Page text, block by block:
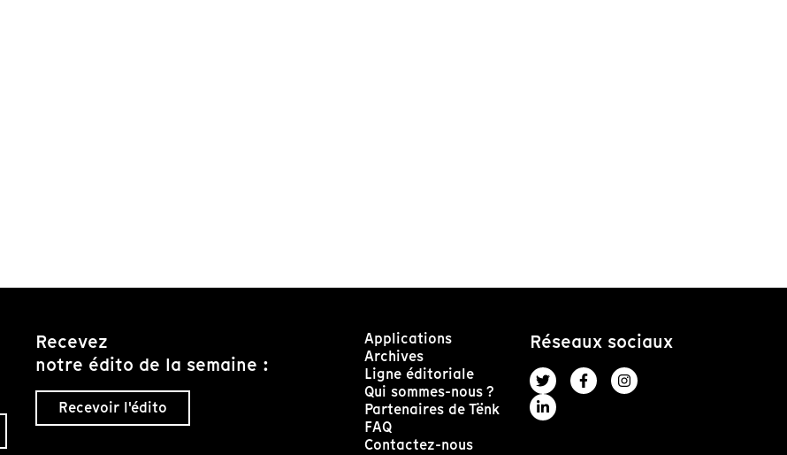
Recevez
notre édito de la semaine :
Recevoir l'édito
Applications
Archives
Ligne éditoriale
Qui sommes-nous ?
Partenaires de Tënk
FAQ
Contactez-nous
Réseaux sociaux